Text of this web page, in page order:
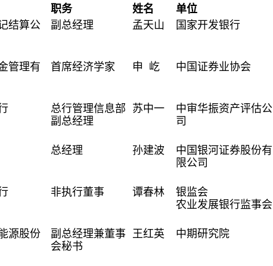
职务 姓名 单位
结算公
副总经理 孟天山 国家开发银行
管理有
首席经济学家 申 屹 中国证券业协会
总行管理信息部
副总经理
苏中一
中审华振资产评估公
司
总经理 孙建波
中国银河证券股份有
限公司
非执行董事 谭春林
银监会
农业发展银行监事会
源股份
副总经理兼董事
会秘书
王红英 中期研究院